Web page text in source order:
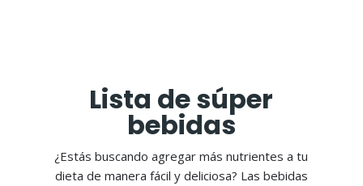
Lista de súper
bebidas
¿Estás buscando agregar más nutrientes a tu
dieta de manera fácil y deliciosa? Las bebidas